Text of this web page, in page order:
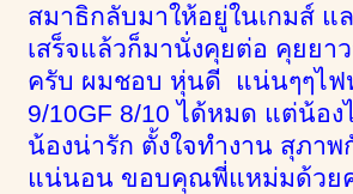
สมาธิกลับมาให้อยู่ในเกมส์ แ
เสร็จแล้วก็มานั่งคุยต่อ คุยย
ครับ ผมชอบ หุ่นดี แน่นๆๆไฟ
9/10GF 8/10 ได้หมด แต่น้อ
น้องน่ารัก ตั้งใจทำงาน สุภา
แน่นอน ขอบคุณพี่แหม่มด้วยค